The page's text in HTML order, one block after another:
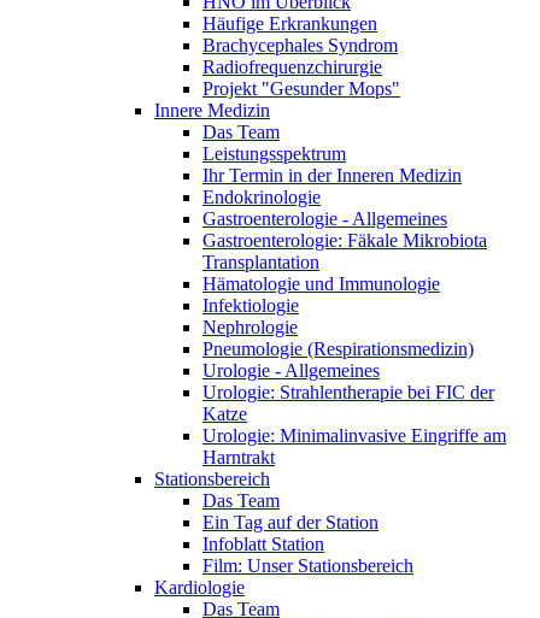
Häufige Erkrankungen
Brachycephales Syndrom
Radiofrequenzchirurgie
Projekt "Gesunder Mops"
Innere Medizin
Das Team
Leistungsspektrum
Ihr Termin in der Inneren Medizin
Endokrinologie
Gastroenterologie - Allgemeines
Gastroenterologie: Fäkale Mikrobiota
Transplantation
Hämatologie und Immunologie
Infektiologie
Nephrologie
Pneumologie (Respirationsmedizin)
Urologie - Allgemeines
Urologie: Strahlentherapie bei FIC der
Katze
Urologie: Minimalinvasive Eingriffe am
Harntrakt
Stationsbereich
Das Team
Ein Tag auf der Station
Infoblatt Station
Film: Unser Stationsbereich
Kardiologie
Das Team